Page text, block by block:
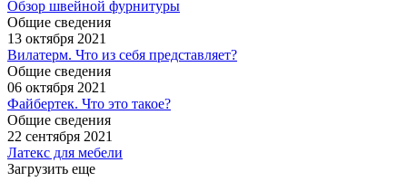
Обзор швейной фурнитуры
Общие сведения
13 октября 2021
Вилатерм. Что из себя представляет?
Общие сведения
06 октября 2021
Файбертек. Что это такое?
Общие сведения
22 сентября 2021
Латекс для мебели
Загрузить еще